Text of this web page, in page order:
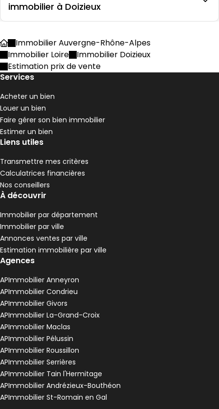
immobilier à Doizieux
AccueilImmobilier Auvergne-Rhône-Alpes
Immobilier Loire
Immobilier Doizieux
Estimation prix de vente
Services
Acheter un bien
Louer un bien
Faire gérer son bien immobilier
Estimer un bien
Liens utiles
Transmettre mes critères
Calculatrices financières
Nos conseillers
À découvrir
Immobilier par département
Immobilier par ville
Annonces ventes par ville
Estimation immobilière par ville
Agences
APImmobilier Anneyron
APImmobilier Condrieu
APImmobilier Givors
APImmobilier La-Grand-Croix
APImmobilier Maclas
APImmobilier Pélussin
APImmobilier Roussillon
APImmobilier Serrières
APImmobilier Tain l'Hermitage
APImmobilier Andrézieux-Bouthéon
APImmobilier St-Romain en Gal